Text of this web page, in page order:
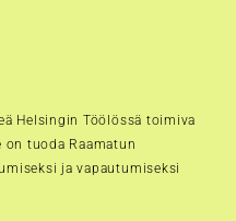
Helsingin Töölössä toimiva
tuoda Raamatun
ja vapautumiseksi